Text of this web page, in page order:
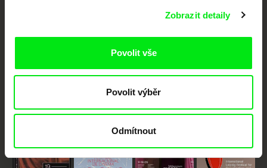
Zobrazit detaily
Povolit vše
Povolit výběr
Odmítnout
festivalů dokumentárního filmu sdružených do Doc Alliance. Naším cílem je
posouvat hranice dokumentárního filmu, propagovat jeho rozmanitost a
podporovat kvalitní autorské filmy.
Členové Doc Alliance